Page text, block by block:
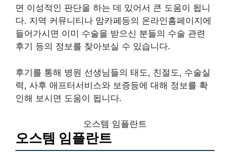
면 이성적인 판단을 하는 데 있어서 큰 도움이 됩니
다. 지역 커뮤니티나 맘카페등의 온라인홈페이지에
들어가시면 이미 수술을 받으신 분들의 수술 관련
후기 등의 정보를 찾아보실 수 있습니다.
후기를 통해 병원 선생님들의 태도, 친절도, 수술실
력, 사후 애프터서비스와 보증등에 대해 정보를 확
인해 보시면 도움이 됩니다.
오스템 임플란트
오스템 임플란트